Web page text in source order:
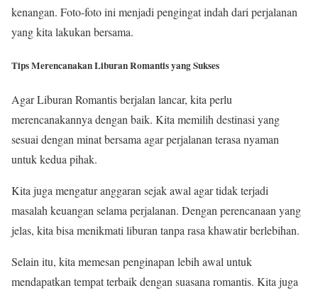
kenangan. Foto-foto ini menjadi pengingat indah dari perjalanan
yang kita lakukan bersama.
Tips Merencanakan Liburan Romantis yang Sukses
Agar Liburan Romantis berjalan lancar, kita perlu
merencanakannya dengan baik. Kita memilih destinasi yang
sesuai dengan minat bersama agar perjalanan terasa nyaman
untuk kedua pihak.
Kita juga mengatur anggaran sejak awal agar tidak terjadi
masalah keuangan selama perjalanan. Dengan perencanaan yang
jelas, kita bisa menikmati liburan tanpa rasa khawatir berlebihan.
Selain itu, kita memesan penginapan lebih awal untuk
mendapatkan tempat terbaik dengan suasana romantis. Kita juga